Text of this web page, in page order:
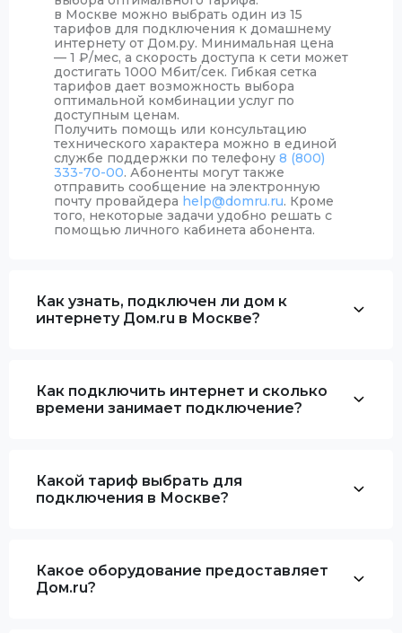
в Москве можно выбрать один из 15
тарифов для подключения к домашнему
интернету от Дом.ру. Минимальная цена
— 1 ₽/мес, а скорость доступа к сети может
достигать 1000 Мбит/сек. Гибкая сетка
тарифов дает возможность выбора
оптимальной комбинации услуг по
доступным ценам.
Получить помощь или консультацию
технического характера можно в единой
службе поддержки по телефону 8 (800)
333-70-00. Абоненты могут также
отправить сообщение на электронную
почту провайдера help@domru.ru. Кроме
того, некоторые задачи удобно решать с
помощью личного кабинета абонента.
Как узнать, подключен ли дом к
интернету Дом.ru в Москве?
Как подключить интернет и сколько
времени занимает подключение?
Какой тариф выбрать для
подключения в Москве?
Какое оборудование предоставляет
Дом.ru?